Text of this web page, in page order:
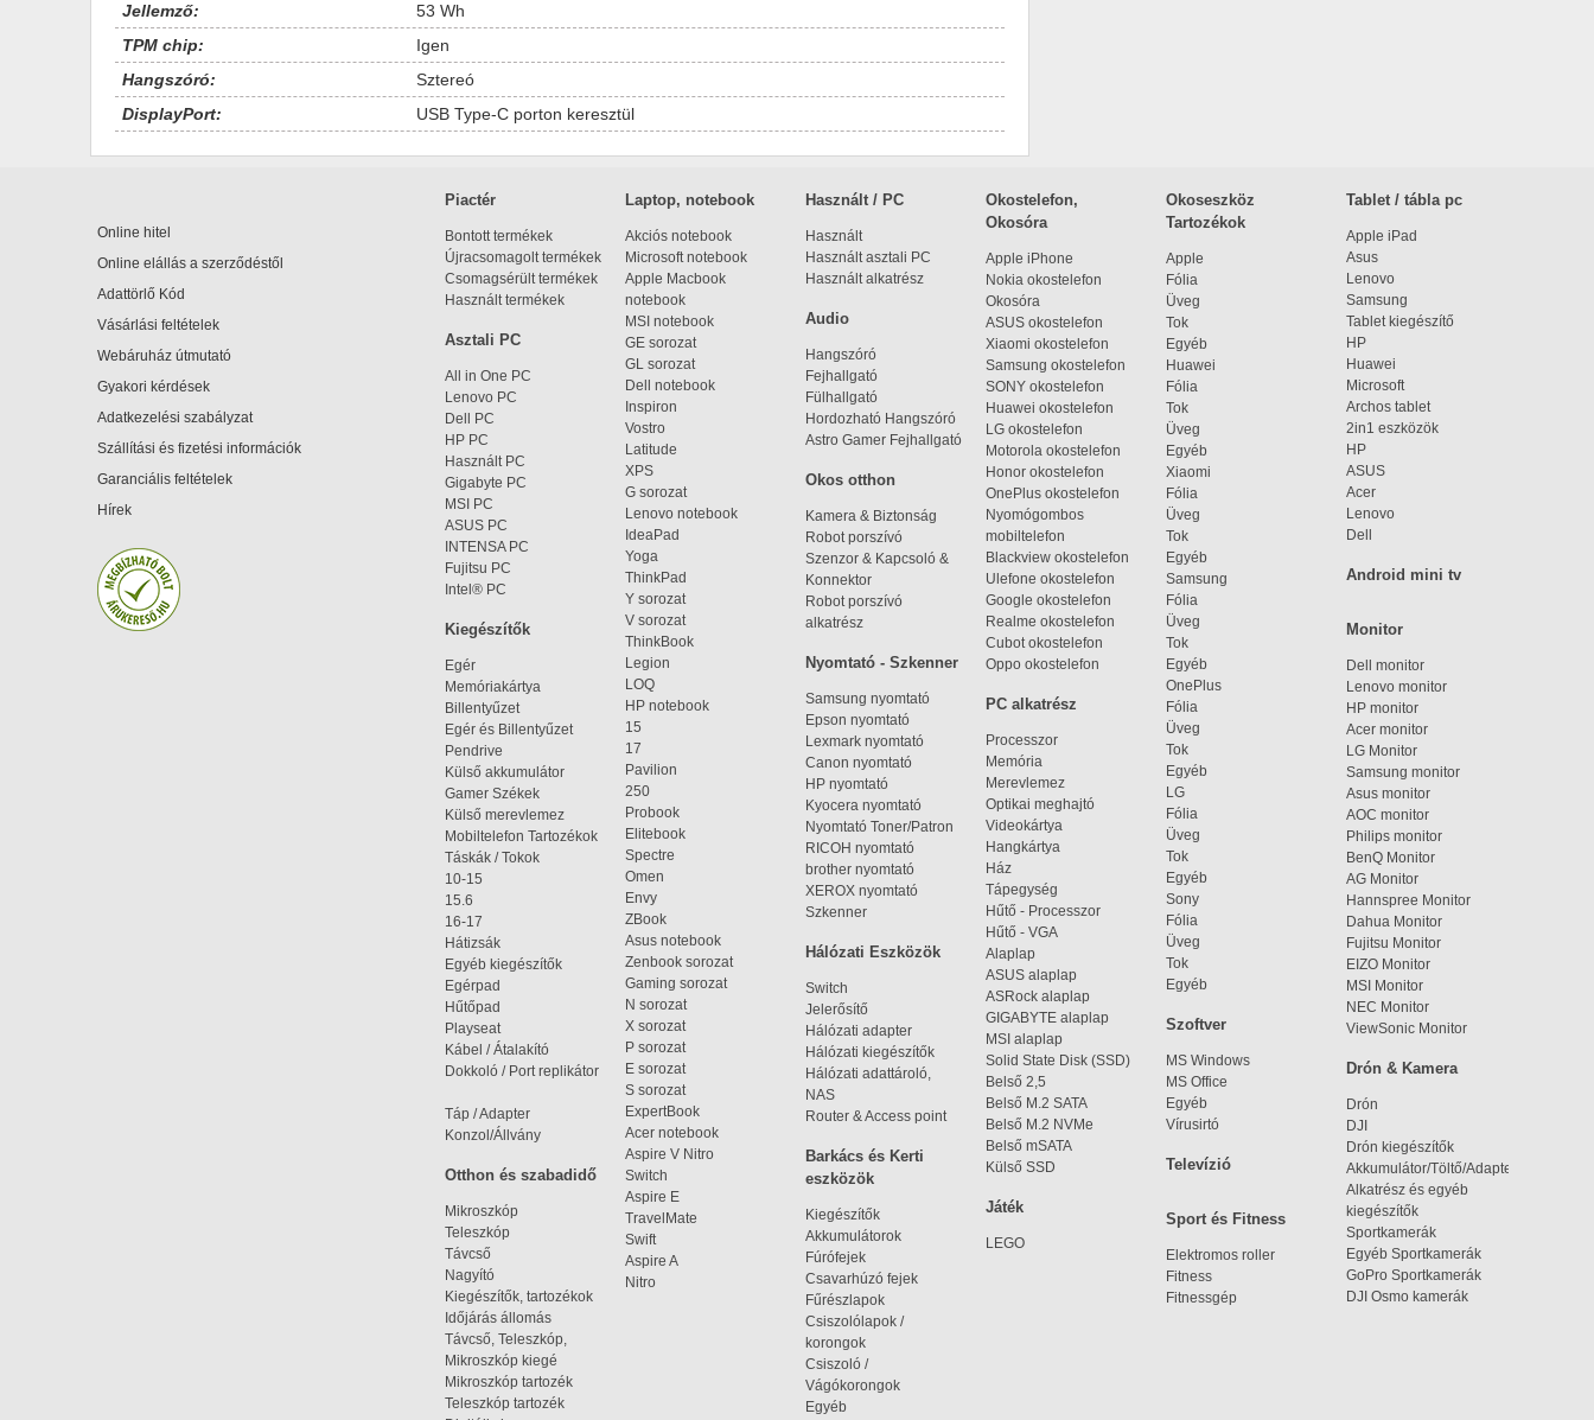
Jellemző:
53 Wh
TPM chip:
Igen
Hangszóró:
Sztereó
DisplayPort:
USB Type-C porton keresztül
Online hitel
Online elállás a szerződéstől
Adattörlő Kód
Vásárlási feltételek
Webáruház útmutató
Gyakori kérdések
Adatkezelési szabályzat
Szállítási és fizetési információk
Garanciális feltételek
Hírek
Piactér
Bontott termékek
Újracsomagolt termékek
Csomagsérült termékek
Használt termékek
Laptop, notebook
Akciós notebook
Microsoft notebook
Apple Macbook
notebook
MSI notebook
GE sorozat
GL sorozat
Dell notebook
Inspiron
Vostro
Latitude
XPS
G sorozat
Lenovo notebook
IdeaPad
Yoga
ThinkPad
Y sorozat
V sorozat
ThinkBook
Legion
LOQ
HP notebook
15
17
Pavilion
250
Probook
Elitebook
Spectre
Omen
Envy
ZBook
Asus notebook
Zenbook sorozat
Gaming sorozat
N sorozat
X sorozat
P sorozat
E sorozat
S sorozat
ExpertBook
Acer notebook
Aspire V Nitro
Switch
Aspire E
TravelMate
Swift
Aspire A
Nitro
Használt / PC
Használt
Használt asztali PC
Használt alkatrész
Okostelefon,
Okosóra
Apple iPhone
Nokia okostelefon
Okosóra
ASUS okostelefon
Xiaomi okostelefon
Samsung okostelefon
SONY okostelefon
Huawei okostelefon
LG okostelefon
Motorola okostelefon
Honor okostelefon
OnePlus okostelefon
Nyomógombos
mobiltelefon
Blackview okostelefon
Ulefone okostelefon
Google okostelefon
Realme okostelefon
Cubot okostelefon
Oppo okostelefon
Okoseszköz
Tartozékok
Apple
Fólia
Üveg
Tok
Egyéb
Huawei
Fólia
Tok
Üveg
Egyéb
Xiaomi
Fólia
Üveg
Tok
Egyéb
Samsung
Fólia
Üveg
Tok
Egyéb
OnePlus
Fólia
Üveg
Tok
Egyéb
LG
Fólia
Üveg
Tok
Egyéb
Sony
Fólia
Üveg
Tok
Egyéb
Tablet / tábla pc
Apple iPad
Asus
Lenovo
Samsung
Tablet kiegészítő
HP
Huawei
Microsoft
Archos tablet
2in1 eszközök
HP
ASUS
Acer
Lenovo
Dell
Audio
Hangszóró
Fejhallgató
Fülhallgató
Hordozható Hangszóró
Astro Gamer Fejhallgató
Asztali PC
All in One PC
Lenovo PC
Dell PC
HP PC
Használt PC
Gigabyte PC
MSI PC
ASUS PC
INTENSA PC
Fujitsu PC
Intel® PC
Okos otthon
Kamera & Biztonság
Robot porszívó
Szenzor & Kapcsoló &
Konnektor
Robot porszívó
alkatrész
Android mini tv
Kiegészítők
Egér
Memóriakártya
Billentyűzet
Egér és Billentyűzet
Pendrive
Külső akkumulátor
Gamer Székek
Külső merevlemez
Mobiltelefon Tartozékok
Táskák / Tokok
10-15
15.6
16-17
Hátizsák
Egyéb kiegészítők
Egérpad
Hűtőpad
Playseat
Kábel / Átalakító
Dokkoló / Port replikátor
Táp / Adapter
Konzol/Állvány
Monitor
Dell monitor
Lenovo monitor
HP monitor
Acer monitor
LG Monitor
Samsung monitor
Asus monitor
AOC monitor
Philips monitor
BenQ Monitor
AG Monitor
Hannspree Monitor
Dahua Monitor
Fujitsu Monitor
EIZO Monitor
MSI Monitor
NEC Monitor
ViewSonic Monitor
Nyomtató - Szkenner
Samsung nyomtató
Epson nyomtató
Lexmark nyomtató
Canon nyomtató
HP nyomtató
Kyocera nyomtató
Nyomtató Toner/Patron
RICOH nyomtató
brother nyomtató
XEROX nyomtató
Szkenner
PC alkatrész
Processzor
Memória
Merevlemez
Optikai meghajtó
Videokártya
Hangkártya
Ház
Tápegység
Hűtő - Processzor
Hűtő - VGA
Alaplap
ASUS alaplap
ASRock alaplap
GIGABYTE alaplap
MSI alaplap
Solid State Disk (SSD)
Belső 2,5
Belső M.2 SATA
Belső M.2 NVMe
Belső mSATA
Külső SSD
Hálózati Eszközök
Switch
Jelerősítő
Hálózati adapter
Hálózati kiegészítők
Hálózati adattároló,
NAS
Router & Access point
Szoftver
MS Windows
MS Office
Egyéb
Vírusirtó
Drón & Kamera
Drón
DJI
Drón kiegészítők
Akkumulátor/Töltő/Adapter
Alkatrész és egyéb
kiegészítők
Sportkamerák
Egyéb Sportkamerák
GoPro Sportkamerák
DJI Osmo kamerák
Barkács és Kerti
eszközök
Kiegészítők
Akkumulátorok
Fúrófejek
Csavarhúzó fejek
Fűrészlapok
Csiszolólapok /
korongok
Csiszoló /
Vágókorongok
Egyéb
Televízió
Otthon és szabadidő
Mikroszkóp
Teleszkóp
Távcső
Nagyító
Kiegészítők, tartozékok
Időjárás állomás
Távcső, Teleszkóp,
Mikroszkóp kiegé
Mikroszkóp tartozék
Teleszkóp tartozék
Játék
LEGO
Sport és Fitness
Elektromos roller
Fitness
Fitnessgép